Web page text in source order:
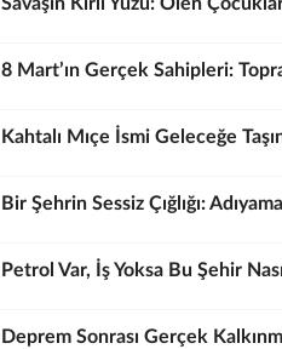
Savaşın Kirli Yüzü: Ölen
8 Mart’ın Gerçek Sahipleri:
Kahtalı Mıçe İsmi Geleceğe
Bir Şehrin Sessiz Çığlığı:
Petrol Var, İş Yoksa Bu Şehir
Deprem Sonrası Gerçek